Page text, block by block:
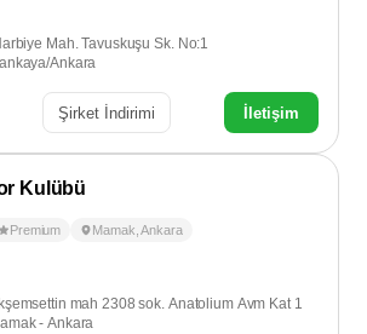
Mah. Tavuskuşu Sk. No:1
Ankara
Şirket İndirimi İletişim
Kulübü
Premium Mamak ,Ankara
mah 2308 sok. Anatolium Avm Kat 1
- Ankara